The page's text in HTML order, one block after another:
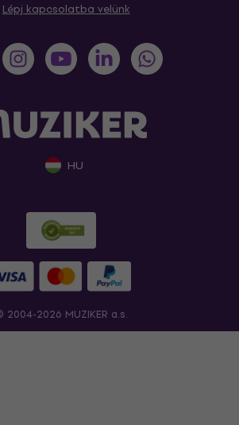
Lépj kapcsolatba velünk
HU
2004-2026 MUZIKER a.s.